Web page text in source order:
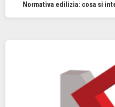
Normativa edilizia: cosa si